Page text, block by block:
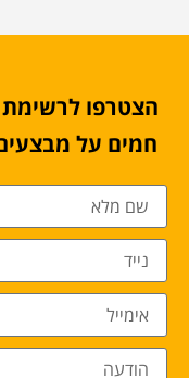
הצטרפו לרשימת
חמים על